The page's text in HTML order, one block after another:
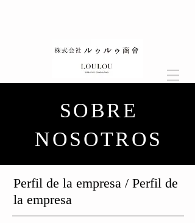
SOBRE
NOSOTROS
​Perfil de la empresa / Perfil de
la empresa